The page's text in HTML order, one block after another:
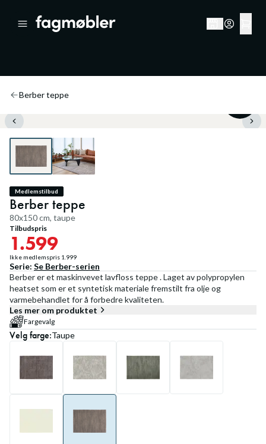
Berber teppe
Medlemstilbud
Berber teppe
80x150 cm, taupe
Tilbudspris
1.599
Ikke medlemspris 1.999
Serie: Se Berber-serien
Berber er et maskinvevet lavfloss teppe . Laget av polypropylen
heatset som er et syntetisk materiale fremstilt fra olje og
varmebehandlet for å forbedre kvaliteten.
Les mer om produktet
Fargevalg
Velgfarge:Taupe